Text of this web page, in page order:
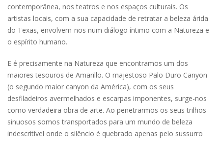
contemporânea, nos teatros e nos espaços culturais. Os
artistas locais, com a sua capacidade de retratar a beleza árida
do Texas, envolvem-nos num diálogo íntimo com a Natureza e
o espírito humano.
E é precisamente na Natureza que encontramos um dos
maiores tesouros de Amarillo. O majestoso Palo Duro Canyon
(o segundo maior canyon da América), com os seus
desfiladeiros avermelhados e escarpas imponentes, surge-nos
como verdadeira obra de arte. Ao penetrarmos os seus trilhos
sinuosos somos transportados para um mundo de beleza
indescritível onde o silêncio é quebrado apenas pelo sussurro